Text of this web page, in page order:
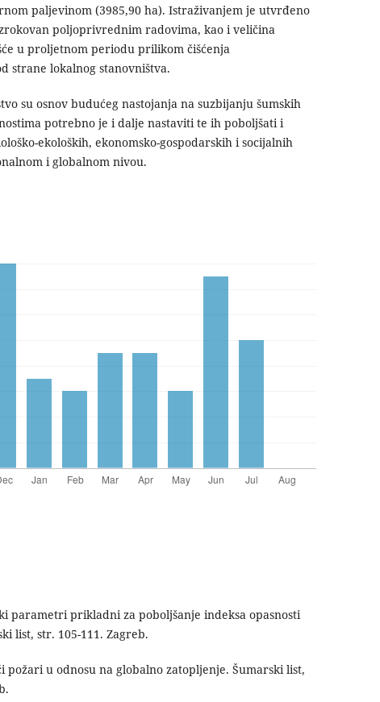
paljevinom (3985,90 ha). Istraživanjem je utvrđeno
poljoprivrednim radovima, kao i veličina
u proljetnom periodu prilikom čišćenja
strane lokalnog stanovništva.
su osnov budućeg nastojanja na suzbijanju šumskih
potrebno je i dalje nastaviti te ih poboljšati i
ekoloških, ekonomsko-gospodarskih i socijalnih
i globalnom nivou.
parametri prikladni za poboljšanje indeksa opasnosti
list, str. 105-111. Zagreb.
požari u odnosu na globalno zatopljenje. Šumarski list,